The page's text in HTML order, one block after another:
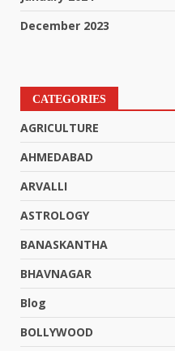
December 2023
CATEGORIES
AGRICULTURE
AHMEDABAD
ARVALLI
ASTROLOGY
BANASKANTHA
BHAVNAGAR
Blog
BOLLYWOOD